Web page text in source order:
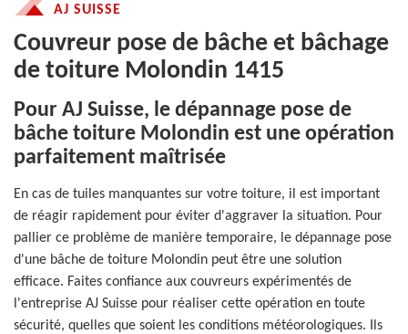
AJ SUISSE
Couvreur pose de bâche et bâchage
de toiture Molondin 1415
Pour AJ Suisse, le dépannage pose de
bâche toiture Molondin est une opération
parfaitement maîtrisée
En cas de tuiles manquantes sur votre toiture, il est important
de réagir rapidement pour éviter d'aggraver la situation. Pour
pallier ce problème de manière temporaire, le dépannage pose
d'une bâche de toiture Molondin peut être une solution
efficace. Faites confiance aux couvreurs expérimentés de
l'entreprise AJ Suisse pour réaliser cette opération en toute
sécurité, quelles que soient les conditions météorologiques. Ils